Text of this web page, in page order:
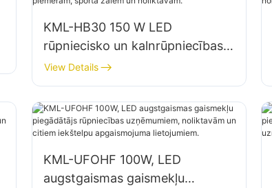
KML-HB30 150 W LED
rūpniecisko un kalnrūpniecības
gaismekļu piegādātājs
iekštelpām, piemēram, sporta
zālēm un noliktavām.
View Details
KML-UFOHF 100W, LED
augstgaismas gaismekļu